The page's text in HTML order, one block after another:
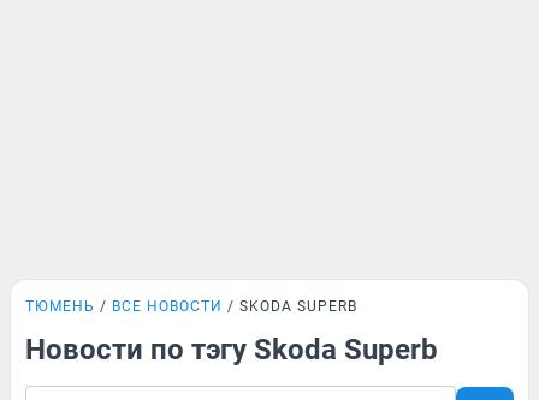
ТЮМЕНЬ ВСЕ НОВОСТИ SKODA SUPERB
Новости по тэгу Skoda Superb